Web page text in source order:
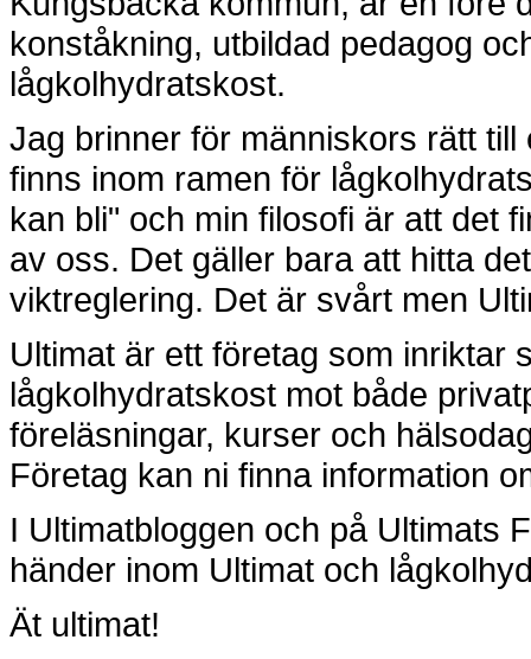
konståkning, utbildad pedagog
lågkolhydratskost.
Jag brinner för människors rätt
finns inom ramen för
kan bli" och min filosofi är att det
av oss. Det gäller bara att hitta
viktreglering. Det är svårt men
Ultimat är ett företag som inriktar
lågkolhydratskost mot både
föreläsningar, kurser och
Företag kan ni finna information
I Ultimatbloggen och på Ultimats
händer inom Ultimat och
Ät ultimat!